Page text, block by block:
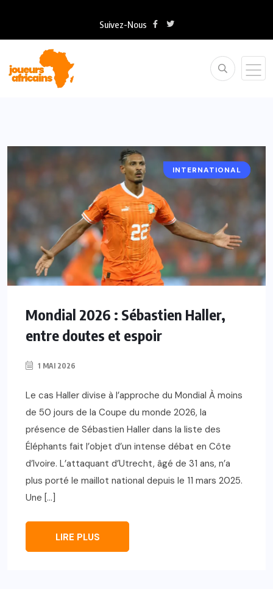
Suivez-Nous
CÔTE D’IVOIRE
INTERNATIONAL
Mondial 2026 : Sébastien Haller,
entre doutes et espoir
1 MAI 2026
Le cas Haller divise à l’approche du Mondial À moins
de 50 jours de la Coupe du monde 2026, la
présence de Sébastien Haller dans la liste des
Éléphants fait l’objet d’un intense débat en Côte
d’Ivoire. L’attaquant d’Utrecht, âgé de 31 ans, n’a
plus porté le maillot national depuis le 11 mars 2025.
Une […]
LIRE PLUS